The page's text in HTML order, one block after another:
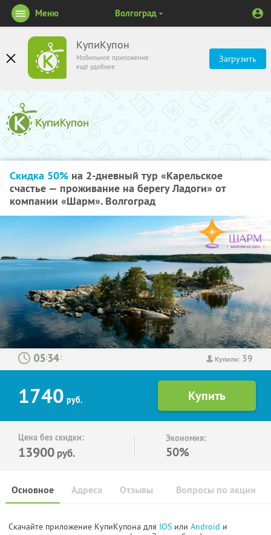
КупиКупон
Мобильное приложение
ещё удобнее
Загрузить
Меню Волгоград
Скидка 50% на 2-дневный тур «Карельское
счастье — проживание на берегу Ладоги» от
компании «Шарм». Волгоград
Купили: 39
: :
1740 руб.
Цена без скидки:
13900 руб.
Экономия:
50%
Основное Отзывы Вопросы по акции
Адреса
Скачайте приложение КупиКупона для IOS или Android и